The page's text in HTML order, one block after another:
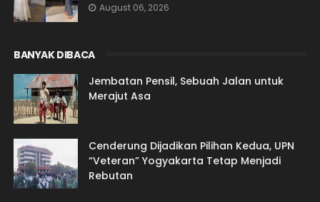
August 06, 2026
BANYAK DIBACA
Jembatan Pensil, Sebuah Jalan untuk
Merajut Asa
Cenderung Dijadikan Pilihan Kedua, UPN
“Veteran” Yogyakarta Tetap Menjadi
Rebutan